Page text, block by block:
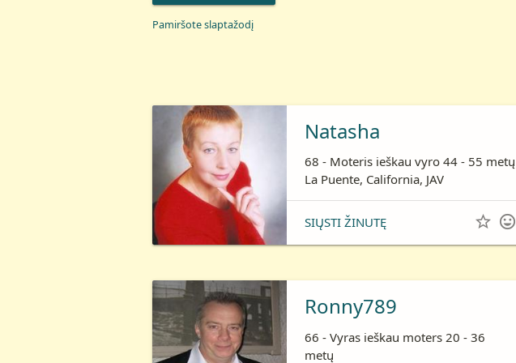
Pamiršote slaptažodį
Natasha
68 - Moteris ieškau vyro 44 - 55 metų
La Puente, California, JAV
SIŲSTI ŽINUTĘ  
Ronny789
66 - Vyras ieškau moters 20 - 36
metų